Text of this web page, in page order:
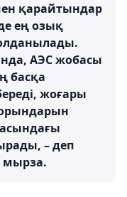
қарайтындар
ең озық
АЭС жобасы
басқа
жоғары
– деп
мырза.